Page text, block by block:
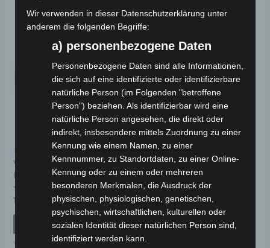
Kostenloser Versand
VM4 STÜTZRAD
(Ø6,5MM-Ø72MM)
Bewertet
0
19,00
IN DEN WARENKORB
VM4
Wir verwenden in dieser Datenschutzerklärung unter
anderem die folgenden Begriffe:
a) personenbezogene Daten
Personenbezogene Daten sind alle Informationen,
die sich auf eine identifizierte oder identifizierbare
natürliche Person (im Folgenden "betroffene
Person") beziehen. Als identifizierbar wird eine
natürliche Person angesehen, die direkt oder
indirekt, insbesondere mittels Zuordnung zu einer
Kennung wie einem Namen, zu einer
Kennnummer, zu Standortdaten, zu einer Online-
Kennung oder zu einem oder mehreren
besonderen Merkmalen, die Ausdruck der
physischen, physiologischen, genetischen,
psychischen, wirtschaftlichen, kulturellen oder
sozialen Identität dieser natürlichen Person sind,
identifiziert werden kann.